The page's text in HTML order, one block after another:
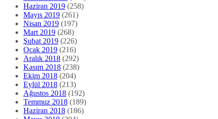
Haziran 2019 (258)
Mayıs 2019 (261)
Nisan 2019 (197)
Mart 2019 (268)
Şubat 2019 (226)
Ocak 2019 (216)
Aralık 2018 (292)
Kasım 2018 (238)
Ekim 2018 (204)
Eylül 2018 (213)
Ağustos 2018 (192)
Temmuz 2018 (189)
Haziran 2018 (186)